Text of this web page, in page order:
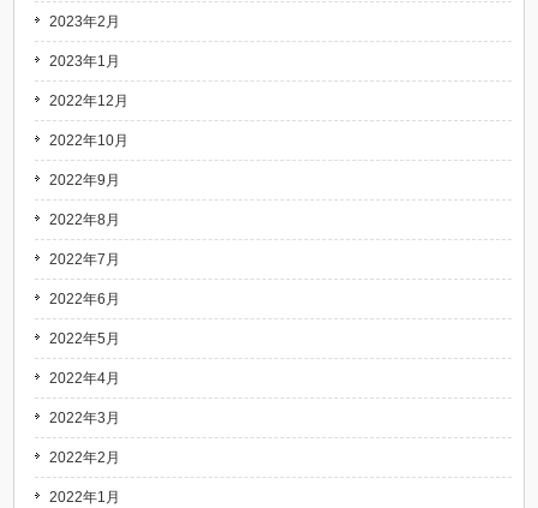
2023年2月
2023年1月
2022年12月
2022年10月
2022年9月
2022年8月
2022年7月
2022年6月
2022年5月
2022年4月
2022年3月
2022年2月
2022年1月